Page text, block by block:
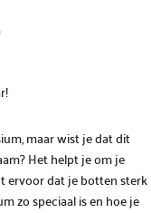
maar wist je dat dit
Het helpt je om je
ervoor dat je botten sterk
zo speciaal is en hoe je